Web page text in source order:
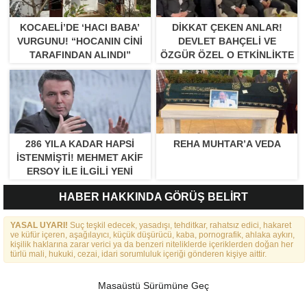
KOCAELI’DE ‘HACI BABA’
VURGUNU! “HOCANIN CINI
TARAFINDAN ALINDI”
DIKKAT ÇEKEN ANLAR!
DEVLET BAHÇELI VE
ÖZGÜR ÖZEL O ETKINLIKTE
BIR ARAYA GELDILER
286 YILA KADAR HAPSI
ISTENMIŞTI! MEHMET AKIF
ERSOY ILE ILGILI YENI
GELIŞME
REHA MUHTAR’A VEDA
HABER HAKKINDA GÖRÜŞ BELİRT
YASAL UYARI! Suç teşkil edecek, yasadışı, tehditkar, rahatsız edici, hakaret
ve küfür içeren, aşağılayıcı, küçük düşürücü, kaba, pornografik, ahlaka aykırı,
kişilik haklarına zarar verici ya da benzeri niteliklerde içeriklerden doğan her
türlü mali, hukuki, cezai, idari sorumluluk içeriği gönderen kişiye aittir.
Masaüstü Sürümüne Geç